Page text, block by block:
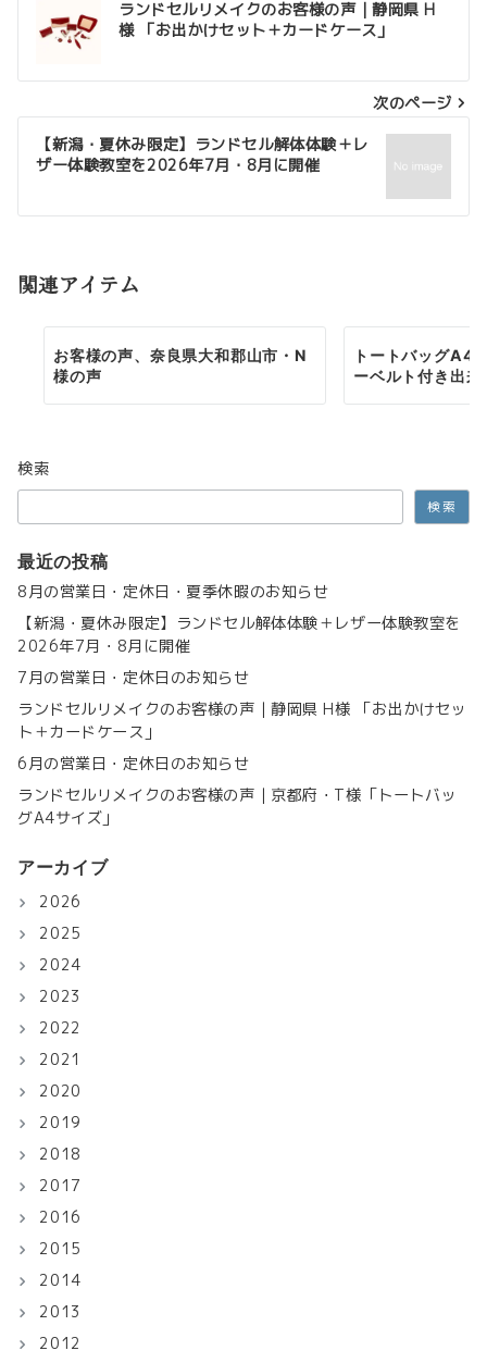
稿
ナ
ビ
シ
ン
ランドセルリメイクのお客様の声｜静岡県 H
様 「お出かけセット＋カードケース」
次のページ
【新潟・夏休み限定】ランドセル解体体験＋レ
ザー体験教室を2026年7月・8月に開催
関連アイテム
お客様の声、奈良県大和郡山市・N
様の声
トートバッグA4
ーベルト付き出
検索
検索
最近の投稿
8月の営業日・定休日・夏季休暇のお知らせ
【新潟・夏休み限定】ランドセル解体体験＋レザー体験教室を
2026年7月・8月に開催
7月の営業日・定休日のお知らせ
ランドセルリメイクのお客様の声｜静岡県 H様 「お出かけセッ
ト＋カードケース」
6月の営業日・定休日のお知らせ
ランドセルリメイクのお客様の声｜京都府・T様「トートバッ
グA4サイズ」
アーカイブ
2026
2025
2024
2023
2022
2021
2020
2019
2018
2017
2016
2015
2014
2013
2012